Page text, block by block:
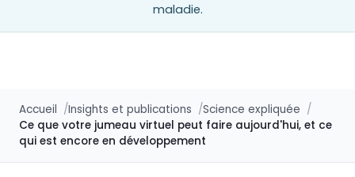
maladie.
Accueil Insights et publications
Science expliquée
Ce que votre jumeau virtuel peut faire aujourd'hui, et ce
qui est encore en développement